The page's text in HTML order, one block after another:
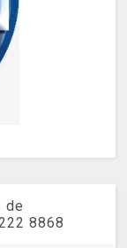
de
8868